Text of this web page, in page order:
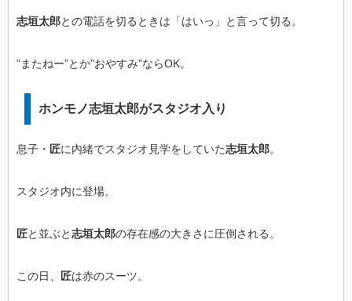
志垣太郎との電話を切るときは「はいっ」と言って切る。
”またねー”とか”おやすみ”ならOK。
ホンモノ志垣太郎がスタジオ入り
息子・ 匠に内緒でスタジオ見学をしていた志垣太郎。
スタジオ内に登場。
匠と並ぶと志垣太郎の存在感の大きさに圧倒される。
この日、 匠は赤のスーツ。